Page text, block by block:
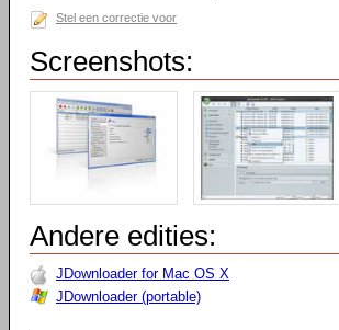
Stel een correctie voor
Screenshots:
Andere edities:
JDownloader for Mac OS X
JDownloader (portable)